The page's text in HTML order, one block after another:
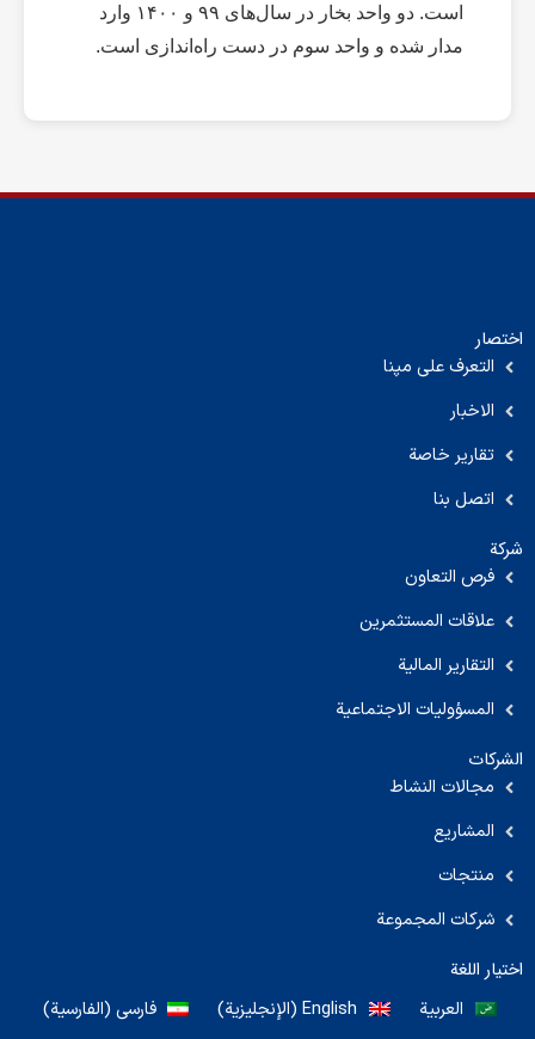
است. دو واحد بخار در سال‌های ۹۹ و ۱۴۰۰ وارد
مدار شده و واحد سوم در دست راه‌اندازی است.
اختصار
التعرف على مپنا
الاخبار
تقارير خاصة
اتصل بنا
شركة
فرص التعاون
علاقات المستثمرين
التقارير المالية
المسؤوليات الاجتماعية
الشركات
مجالات النشاط
المشاريع
منتجات
شركات المجموعة
اختيار اللغة
العربية English
(الإنجليزية) فارسی (الفارسية)